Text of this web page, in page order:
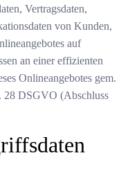
Vertragsdaten,
von Kunden,
auf
an einer effizienten
Onlineangebotes gem.
DSGVO (Abschluss